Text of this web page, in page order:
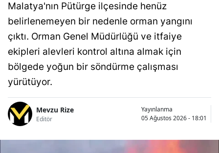
Malatya'nın Pütürge ilçesinde henüz
belirlenemeyen bir nedenle orman yangını
çıktı. Orman Genel Müdürlüğü ve itfaiye
ekipleri alevleri kontrol altına almak için
bölgede yoğun bir söndürme çalışması
yürütüyor.
Mevzu Rize
Editör
Yayınlanma
05 Ağustos 2026 - 18:01